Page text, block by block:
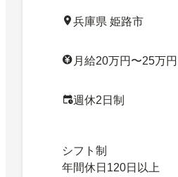
兵庫県 姫路市
月給20万円〜25万
週休2日制
シフト制
年間休日120日以上